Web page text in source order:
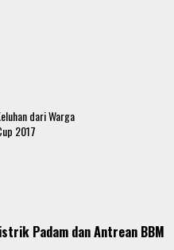
dari Warga
2017
Padam dan Antrean BBM